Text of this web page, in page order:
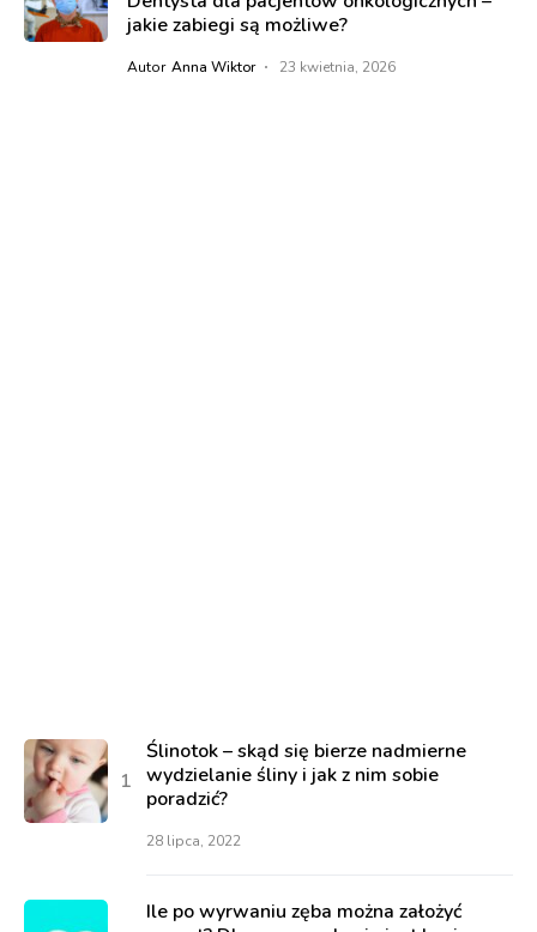
jakie zabiegi są możliwe?
Autor Anna Wiktor 23 kwietnia, 2026
Ślinotok – skąd się bierze nadmierne
wydzielanie śliny i jak z nim sobie
poradzić?
28 lipca, 2022
Ile po wyrwaniu zęba można założyć